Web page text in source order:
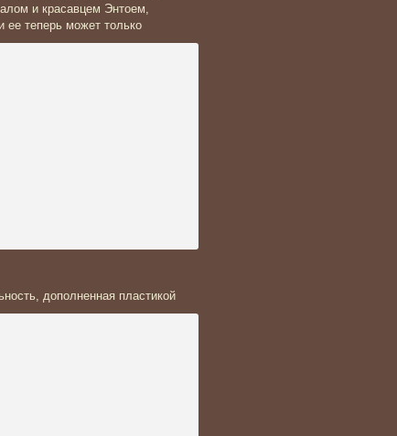
и красавцем Энтоем,
ее теперь может только
дополненная пластикой